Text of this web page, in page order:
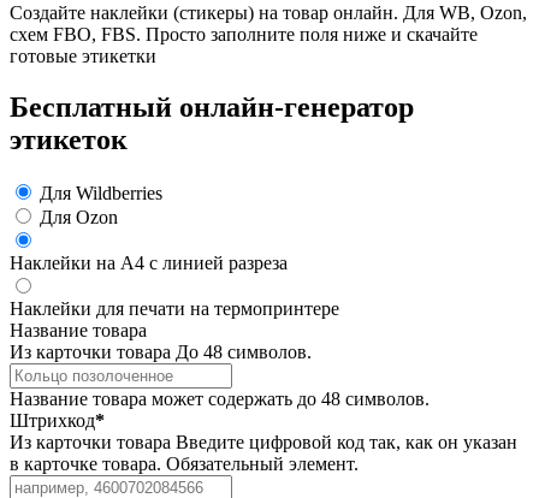
Создайте наклейки (стикеры) на товар онлайн. Для WB, Ozon,
схем FBO, FBS. Просто заполните поля ниже и скачайте
готовые этикетки
Бесплатный онлайн-генератор
этикеток
Для Wildberries
Для Ozon
Наклейки на А4 с линией разреза
Наклейки для печати на термопринтере
Название товара
Из карточки товара До 48 символов.
Название товара может содержать до 48 символов.
Штрихкод*
Из карточки товара Введите цифровой код так, как он указан
в карточке товара. Обязательный элемент.